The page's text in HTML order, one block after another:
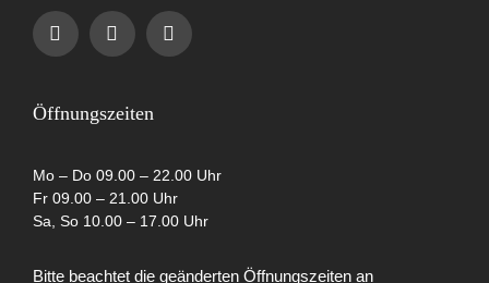
Impressum
Cookie-Richtlinie (EU)
Öffnungszeiten
Mo – Do 09.00 – 22.00 Uhr
Fr 09.00 – 21.00 Uhr
Sa, So 10.00 – 17.00 Uhr
Bitte beachtet die geänderten Öffnungszeiten an